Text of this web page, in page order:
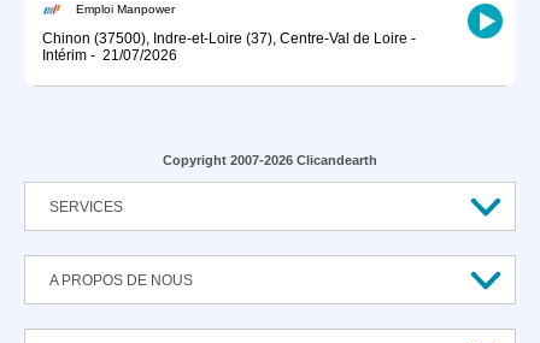
Emploi Manpower
Chinon (37500), Indre-et-Loire (37), Centre-Val de Loire -
Intérim - 21/07/2026
Copyright 2007-2026 Clicandearth
SERVICES
A PROPOS DE NOUS